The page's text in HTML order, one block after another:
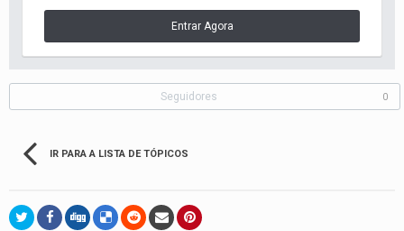
Entrar Agora
Seguidores 0
IR PARA A LISTA DE TÓPICOS